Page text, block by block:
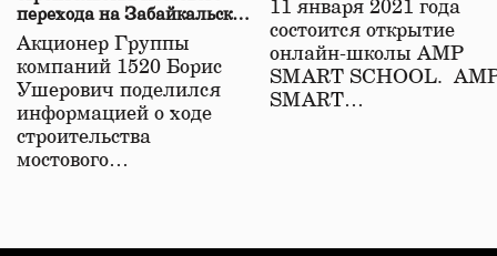
перехода на Забайкальской
железной дороге
Акционер Группы
компаний 1520 Борис
Ушерович поделился
информацией о ходе
строительства
мостового…
11 января 2021 года
состоится открытие
онлайн-школы АМР
SMART SCHOOL.
SMART…